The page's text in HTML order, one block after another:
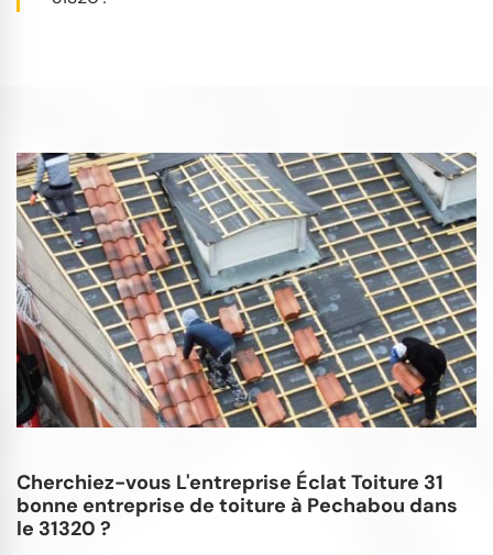
Cherchiez-vous L'entreprise Éclat Toiture 31
bonne entreprise de toiture à Pechabou dans
le 31320 ?